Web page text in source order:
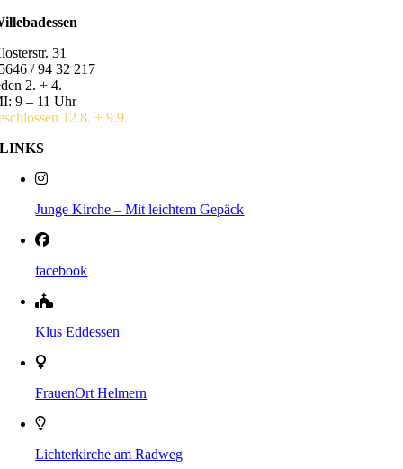
31
/ 94 32 217
2. + 4.
9 – 11 Uhr
12.8. + 9.9.
LINKS
Junge Kirche – Mit leichtem Gepäck
facebook
Klus Eddessen
FrauenOrt Helmern
Lichterkirche am Radweg